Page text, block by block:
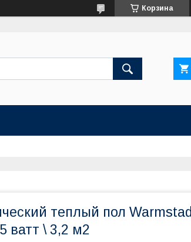
Корзина
теплый пол Warmstad
ватт \ 3,2 м2